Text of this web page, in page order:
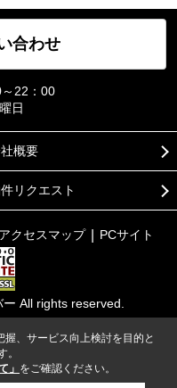
合わせ
22：00
日
概要
リクエスト
アクセスマップ PCサイト
All rights reserved.
、サービス向上検討を目的と
。
」 をご確認ください。